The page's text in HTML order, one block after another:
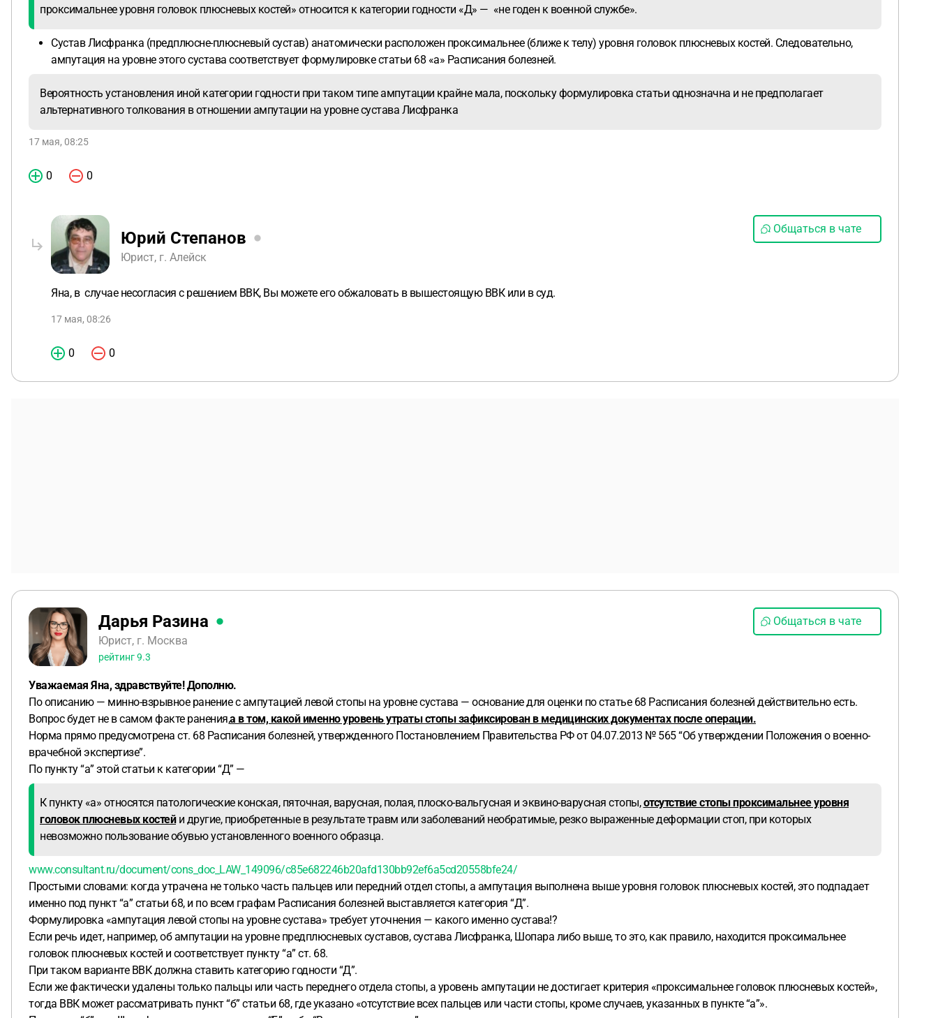
проксимальнее уровня головок плюсневых костей» относится к категории годности «Д» — «не годен к военной службе».
Сустав Лисфранка (предплюсне-плюсневый сустав) анатомически расположен проксимальнее (ближе к телу) уровня головок плюсневых костей. Следовательно,
ампутация на уровне этого сустава соответствует формулировке статьи 68 «а» Расписания болезней.
Вероятность установления иной категории годности при таком типе ампутации крайне мала, поскольку формулировка статьи однозначна и не предполагает
альтернативного толкования в отношении ампутации на уровне сустава Лисфранка
17 мая, 08:25
0 0
Юрий Степанов
Юрист, г. Алейск
Общаться в чате
Яна, в случае несогласия с решением ВВК, Вы можете его обжаловать в вышестоящую ВВК или в суд.
17 мая, 08:26
0 0
Дарья Разина
Юрист, г. Москва
рейтинг9.3
Общаться в чате
Уважаемая Яна, здравствуйте! Дополню.
По описанию — минно-взрывное ранение с ампутацией левой стопы на уровне сустава — основание для оценки по статье 68 Расписания болезней действительно есть.
Вопрос будет не в самом факте ранения,а в том, какой именно уровень утраты стопы зафиксирован в медицинских документах после операции.
Норма прямо предусмотрена ст. 68 Расписания болезней, утвержденного Постановлением Правительства РФ от 04.07.2013 № 565 “Об утверждении Положения о военно-
врачебной экспертизе”.
По пункту “а” этой статьи к категории “Д” —
К пункту «а» относятся патологические конская, пяточная, варусная, полая, плоско-вальгусная и эквино-варусная стопы,отсутствие стопы проксимальнее уровня
головок плюсневых костейи другие, приобретенные в результате травм или заболеваний необратимые, резко выраженные деформации стоп, при которых
невозможно пользование обувью установленного военного образца.
www.consultant.ru/document/cons_doc_LAW_149096/c85e682246b20afd130bb92ef6a5cd20558bfe24/
Простыми словами: когда утрачена не только часть пальцев или передний отдел стопы, а ампутация выполнена выше уровня головок плюсневых костей, это подпадает
именно под пункт “а” статьи 68, и по всем графам Расписания болезней выставляется категория “Д”.
Формулировка «ампутация левой стопы на уровне сустава» требует уточнения — какого именно сустава!?
Если речь идет, например, об ампутации на уровне предплюсневых суставов, сустава Лисфранка, Шопара либо выше, то это, как правило, находится проксимальнее
головок плюсневых костей и соответствует пункту “а” ст. 68.
При таком варианте ВВК должна ставить категорию годности “Д”.
Если же фактически удалены только пальцы или часть переднего отдела стопы, а уровень ампутации не достигает критерия «проксимальнее головок плюсневых костей»,
тогда ВВК может рассматривать пункт “б” статьи 68, где указано «отсутствие всех пальцев или части стопы, кроме случаев, указанных в пункте “а”».